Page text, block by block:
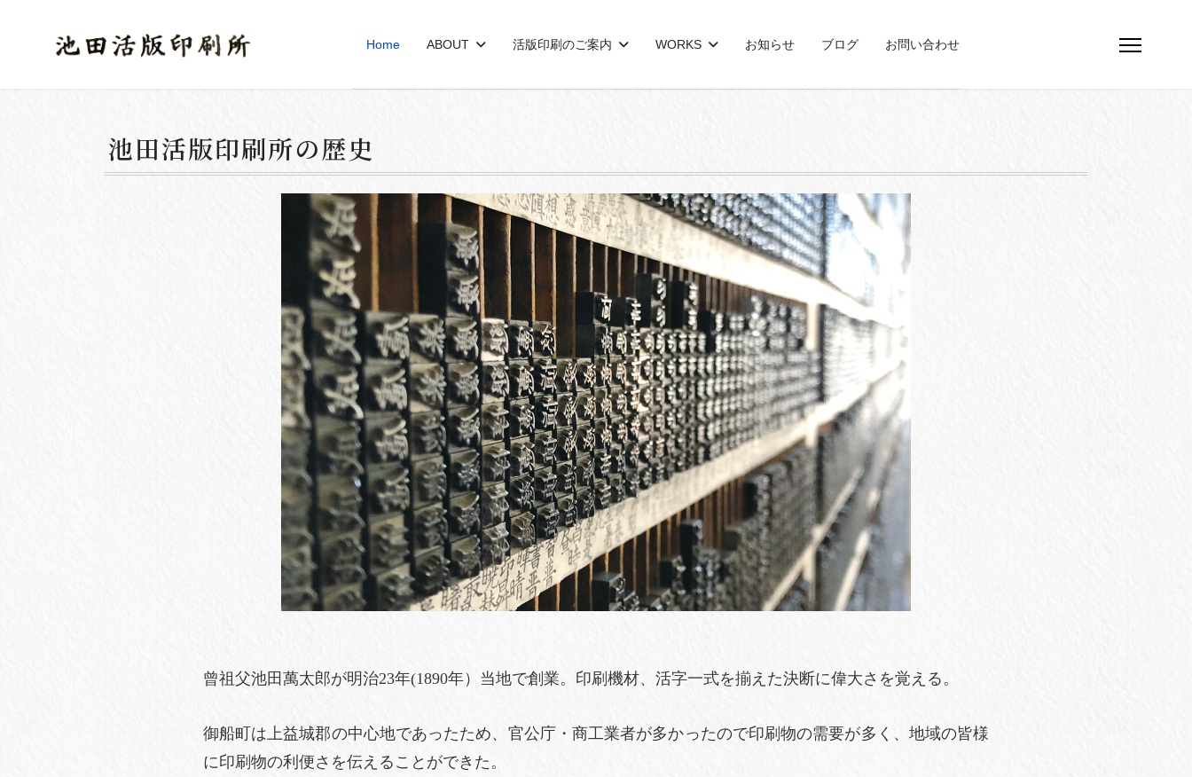
Home ABOUT 活版印刷のご案内 WORKS お知らせ ブログ お問い合わせ
池田活版印刷所の歴史
曾祖父池田萬太郎が明治23年(1890年）当地で創業。 印刷機材、活字一式を揃えた決断に偉大さを覚える。
御船町は上益城郡の中心地であったため、官公庁・商工業者が多かったので印刷物の需要が多く、地域の皆様
に印刷物の利便さを伝えることができた。